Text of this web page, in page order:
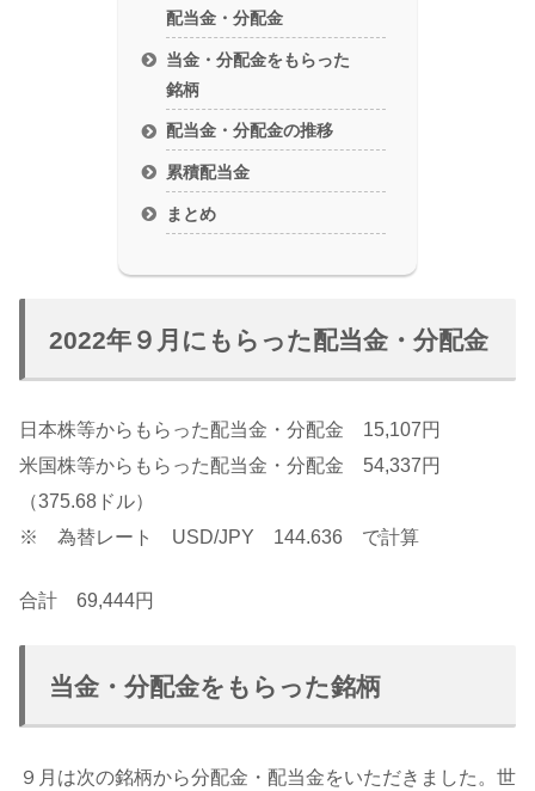
配当金・分配金
当金・分配金をもらった
銘柄
配当金・分配金の推移
累積配当金
まとめ
2022年９月にもらった配当金・分配金
日本株等からもらった配当金・分配金 15,107円
米国株等からもらった配当金・分配金 54,337円
（375.68ドル）
※ 為替レート USD/JPY 144.636 で計算
合計 69,444円
当金・分配金をもらった銘柄
９月は次の銘柄から分配金・配当金をいただきました。世